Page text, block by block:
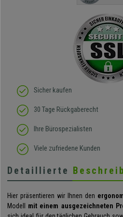
Sicher kaufen
30 Tage Rückgaberecht
Ihre Bürospezialisten
Viele zufriedene Kunden
Detaillierte
Hier präsentieren wir Ihnen den
Modell mit einem ausgezeichneten